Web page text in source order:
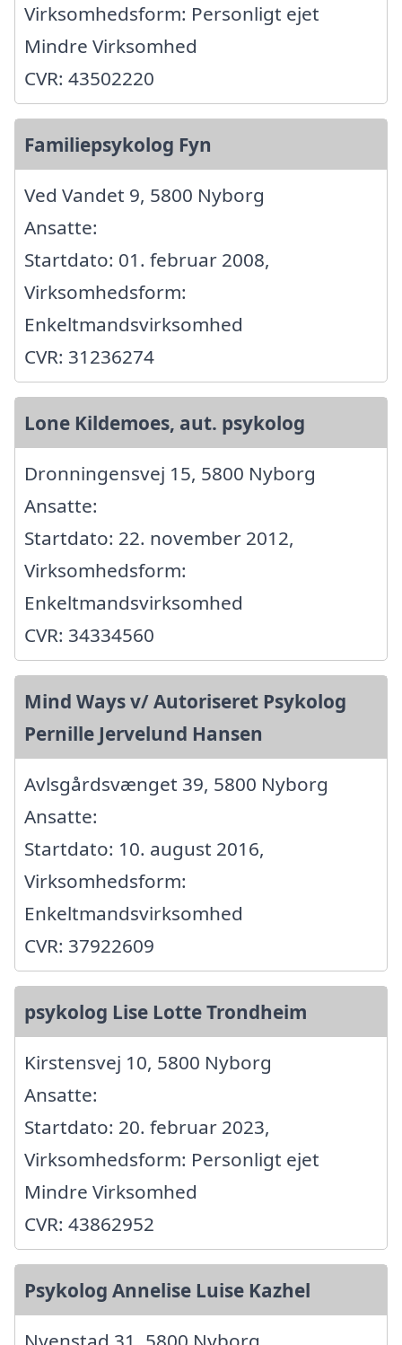
Virksomhedsform: Personligt ejet
Mindre Virksomhed
CVR: 43502220
Familiepsykolog Fyn
Ved Vandet 9, 5800 Nyborg
Ansatte:
Startdato: 01. februar 2008,
Virksomhedsform:
Enkeltmandsvirksomhed
CVR: 31236274
Lone Kildemoes, aut. psykolog
Dronningensvej 15, 5800 Nyborg
Ansatte:
Startdato: 22. november 2012,
Virksomhedsform:
Enkeltmandsvirksomhed
CVR: 34334560
Mind Ways v/ Autoriseret Psykolog
Pernille Jervelund Hansen
Avlsgårdsvænget 39, 5800 Nyborg
Ansatte:
Startdato: 10. august 2016,
Virksomhedsform:
Enkeltmandsvirksomhed
CVR: 37922609
psykolog Lise Lotte Trondheim
Kirstensvej 10, 5800 Nyborg
Ansatte:
Startdato: 20. februar 2023,
Virksomhedsform: Personligt ejet
Mindre Virksomhed
CVR: 43862952
Psykolog Annelise Luise Kazhel